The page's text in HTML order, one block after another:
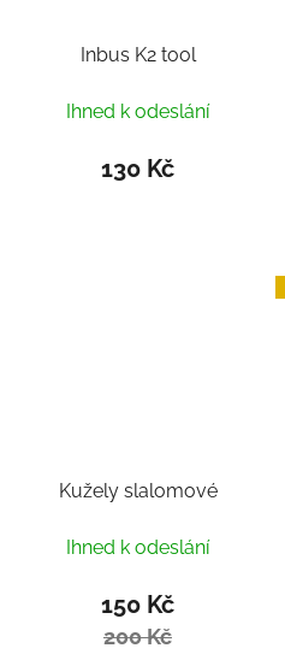
Inbus K2 tool
Ihned k odeslání
130 Kč
Kužely slalomové
Ihned k odeslání
150 Kč
200 Kč